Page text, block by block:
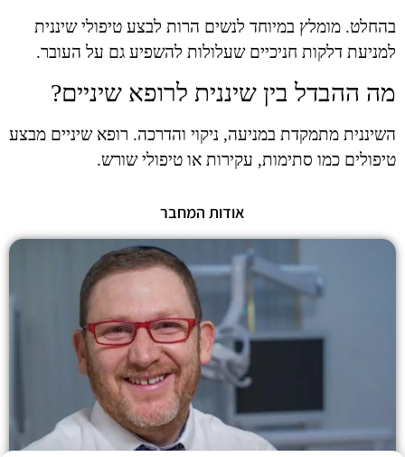
בהחלט. מומלץ במיוחד לנשים הרות לבצע טיפולי שיננית
למניעת דלקות חניכיים שעלולות להשפיע גם על העובר.
מה ההבדל בין שיננית לרופא שיניים?
השיננית מתמקדת במניעה, ניקוי והדרכה. רופא שיניים מבצע
טיפולים כמו סתימות, עקירות או טיפולי שורש.
אודות המחבר